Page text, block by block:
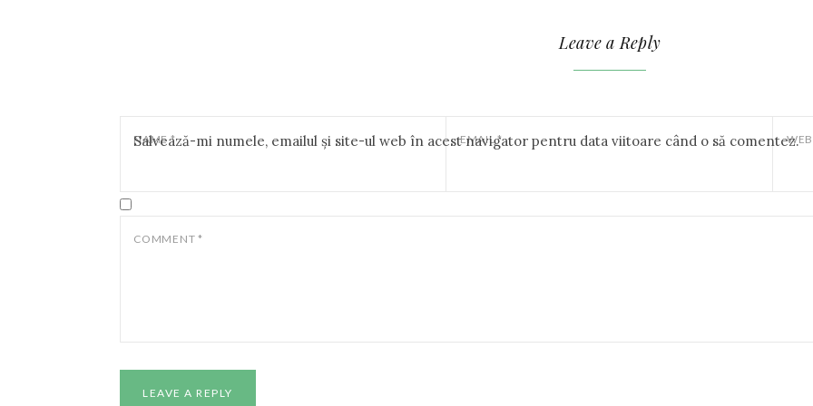
Leave a Reply
NAME* EMAIL*
Salvează-mi numele, emailul și site-ul web în acest navigator pentru data viitoare când o să comentez.
COMMENT *